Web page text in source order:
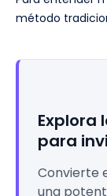
método
Explora
para
Convierte
una